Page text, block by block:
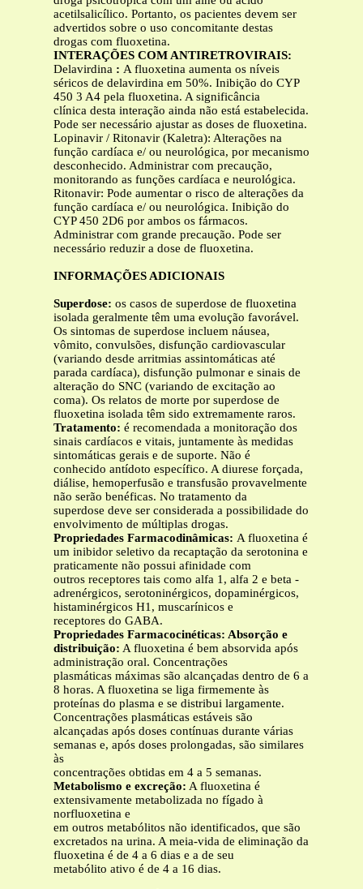
acetilsalicílico. Portanto, os pacientes devem ser
advertidos sobre o uso concomitante destas
drogas com fluoxetina.
INTERAÇÕES COM ANTIRETROVIRAIS:
Delavirdina : A fluoxetina aumenta os níveis
séricos de delavirdina em 50%. Inibição do CYP
450 3 A4 pela fluoxetina. A significância
clínica desta interação ainda não está estabelecida.
Pode ser necessário ajustar as doses de fluoxetina.
Lopinavir / Ritonavir (Kaletra): Alterações na
função cardíaca e/ ou neurológica, por mecanismo
desconhecido. Administrar com precaução,
monitorando as funções cardíaca e neurológica.
Ritonavir: Pode aumentar o risco de alterações da
função cardíaca e/ ou neurológica. Inibição do
CYP 450 2D6 por ambos os fármacos.
Administrar com grande precaução. Pode ser
necessário reduzir a dose de fluoxetina.
INFORMAÇÕES ADICIONAIS
Superdose: os casos de superdose de fluoxetina
isolada geralmente têm uma evolução favorável.
Os sintomas de superdose incluem náusea,
vômito, convulsões, disfunção cardiovascular
(variando desde arritmias assintomáticas até
parada cardíaca), disfunção pulmonar e sinais de
alteração do SNC (variando de excitação ao
coma). Os relatos de morte por superdose de
fluoxetina isolada têm sido extremamente raros.
Tratamento: é recomendada a monitoração dos
sinais cardíacos e vitais, juntamente às medidas
sintomáticas gerais e de suporte. Não é
conhecido antídoto específico. A diurese forçada,
diálise, hemoperfusão e transfusão provavelmente
não serão benéficas. No tratamento da
superdose deve ser considerada a possibilidade do
envolvimento de múltiplas drogas.
Propriedades Farmacodinâmicas: A fluoxetina é
um inibidor seletivo da recaptação da serotonina e
praticamente não possui afinidade com
outros receptores tais como alfa 1, alfa 2 e beta -
adrenérgicos, serotoninérgicos, dopaminérgicos,
histaminérgicos H1, muscarínicos e
receptores do GABA.
Propriedades Farmacocinéticas: Absorção e
distribuição: A fluoxetina é bem absorvida após
administração oral. Concentrações
plasmáticas máximas são alcançadas dentro de 6 a
8 horas. A fluoxetina se liga firmemente às
proteínas do plasma e se distribui largamente.
Concentrações plasmáticas estáveis são
alcançadas após doses contínuas durante várias
semanas e, após doses prolongadas, são similares
às
concentrações obtidas em 4 a 5 semanas.
Metabolismo e excreção: A fluoxetina é
extensivamente metabolizada no fígado à
norfluoxetina e
em outros metabólitos não identificados, que são
excretados na urina. A meia-vida de eliminação da
fluoxetina é de 4 a 6 dias e a de seu
metabólito ativo é de 4 a 16 dias.